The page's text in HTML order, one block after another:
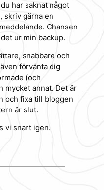
har saknat något
skriv gärna en
Chansen
ur min backup.
snabbare och
förvänta dig
(och
mycket annat. Det är
och fixa till bloggen
är slut.
vi snart igen.